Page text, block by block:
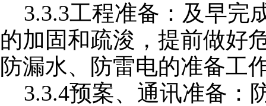
3.3.3工程准备：及早完
的加固和疏浚，提前做好
防漏水、防雷电的准备工
3.3.4预案、通讯准备：